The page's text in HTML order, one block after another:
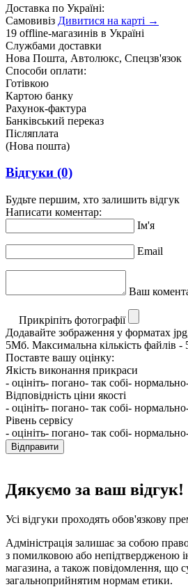
Доставка по Україні:
Самовивіз Дивитися на карті →
19 offline-магазинів в Україні
Службами доставки
Нова Пошта, Автолюкс, Спецзв'язок
Способи оплати:
Готівкою
Картою банку
Рахунок-фактура
Банківський переказ
Післяплата
(Нова пошта)
Відгуки (0)
Будьте першим, хто залишить відгук
Написати коментар:
Ім'я
Email
Ваш
Прикріпіть фотографії
Додавайте зображення у форматах
5Мб. Максимальна кількість файлів -
Поставте вашу оцінку:
Якість виконання прикраси
- оцініть- погано- так собі- нормально
Відповідність ціни якості
- оцініть- погано- так собі- нормально
Рівень сервісу
- оцініть- погано- так собі- нормально
Відправити
Дякуємо за ваш відгук!
Усі відгуки проходять обов'язкову
Адміністрація залишає за собою
з помилковою або непідтвердженою
магазина, а також повідомлення, що
загальноприйнятим нормам етики.